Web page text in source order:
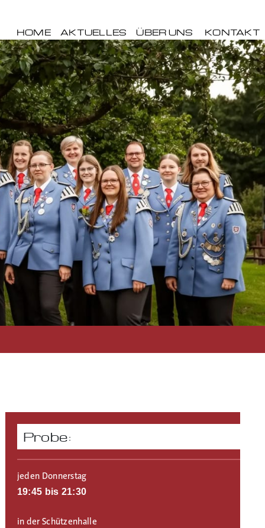
HOME AKTUELLES ÜBER UNS KONTAKT
Probe:
jeden Donnerstag
19:45 bis 21:30
in der Schützenhalle